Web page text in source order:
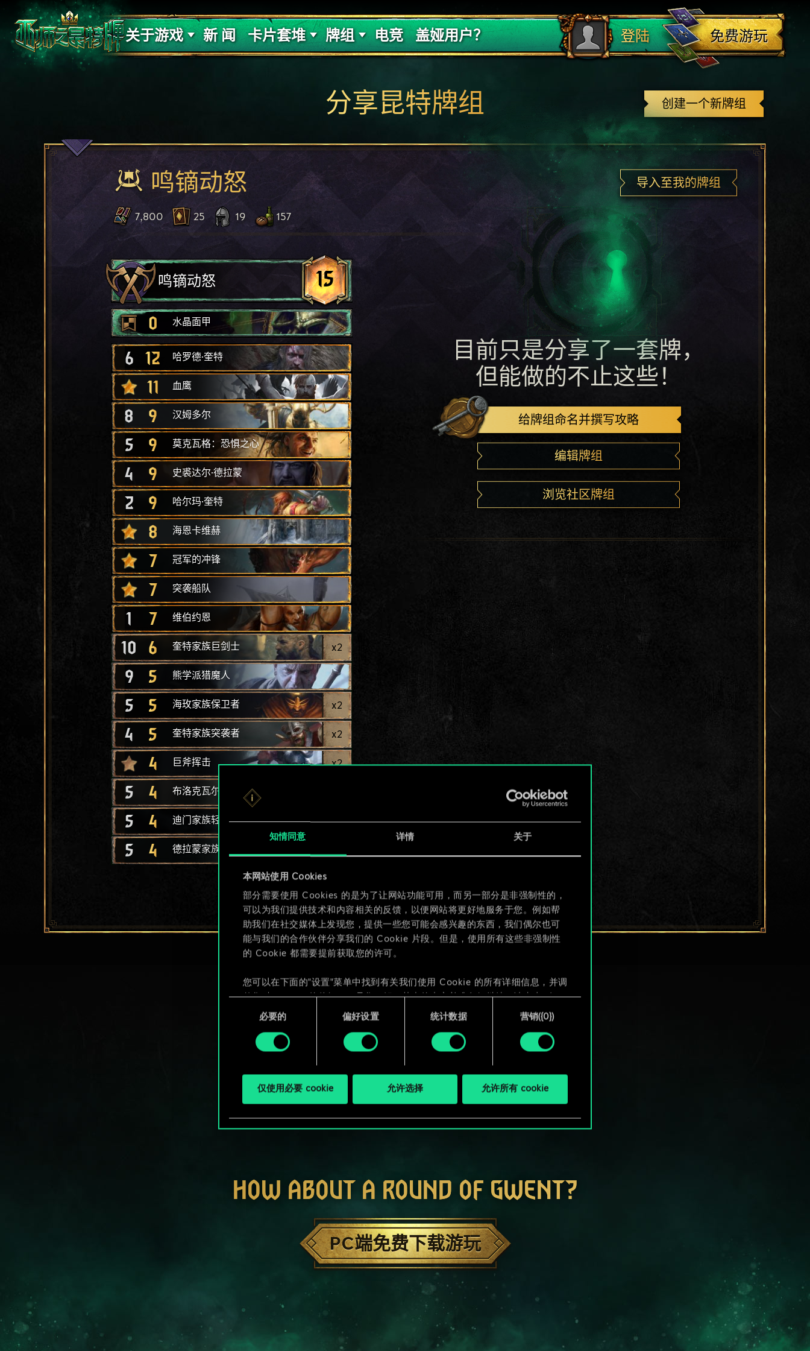
知情同意 详情 关于
本网站使用 Cookies
部分需要使用 Cookies 的是为了让网站功能可用，而另一部分是非强制性的，
可以为我们提供技术和内容相关的反馈，以便网站将更好地服务于您。例如帮
助我们在社交媒体上发现您，提供一些您可能会感兴趣的东西，我们偶尔也可
能与我们的合作伙伴分享我们的 Cookie 片段。但是，使用所有这些非强制性
的 Cookie 都需要提前获取您的许可。
您可以在下面的"设置"菜单中找到有关我们使用 Cookie 的所有详细信息，并调
整您对 Cookie 的偏好。一旦您了解了其中的内容并准备好继续，请点击"确
定"。
必要的 偏好设置 统计数据 营销({0})
仅使用必要 cookie 允许选择 允许所有 cookie
关于游戏
支持
新 闻 卡片套堆
力量的代价
牌组
牌组攻略
电竞 盖娅用户？ 登陆
登出
免费游玩
创建一个新牌组
分享昆特牌组
鸣镝动怒 导入至我的牌组
7,800 25 19 157
鸣镝动怒 15
0 水晶面甲
6 12 哈罗德·奎特
11 血鹰
8 9 汉姆多尔
5 9 莫克瓦格：恐惧之心
4 9 史裘达尔·德拉蒙
2 9 哈尔玛·奎特
8 海恩卡维赫
7 冠军的冲锋
7 突袭船队
1 7 维伯约恩
10 6 奎特家族巨剑士 x2
9 5 熊学派猎魔人
5 5 海玫家族保卫者 x2
4 5 奎特家族突袭者 x2
4 巨斧挥击 x2
5 4 布洛克瓦尔家族猎人
5 4 迪门家族轻型长船 x2
5 4 德拉蒙家族狂战士
目前只是分享了一套牌，
但能做的不止这些！
给牌组命名并撰写攻略
编辑牌组
浏览社区牌组
HOW ABOUT A ROUND OF GWENT?
PC端免费下载游玩